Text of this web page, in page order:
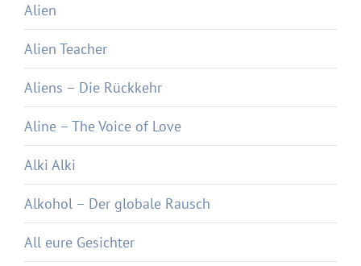
Alien
Alien Teacher
Aliens – Die Rückkehr
Aline – The Voice of Love
Alki Alki
Alkohol – Der globale Rausch
All eure Gesichter